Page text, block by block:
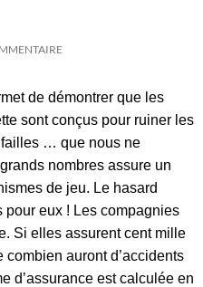
de démontrer que les
sont conçus pour ruiner les
failles … que nous ne
nombres assure un
de jeu. Le hasard
pour eux ! Les compagnies
Si elles assurent cent mille
combien auront d’accidents
d’assurance est calculée en